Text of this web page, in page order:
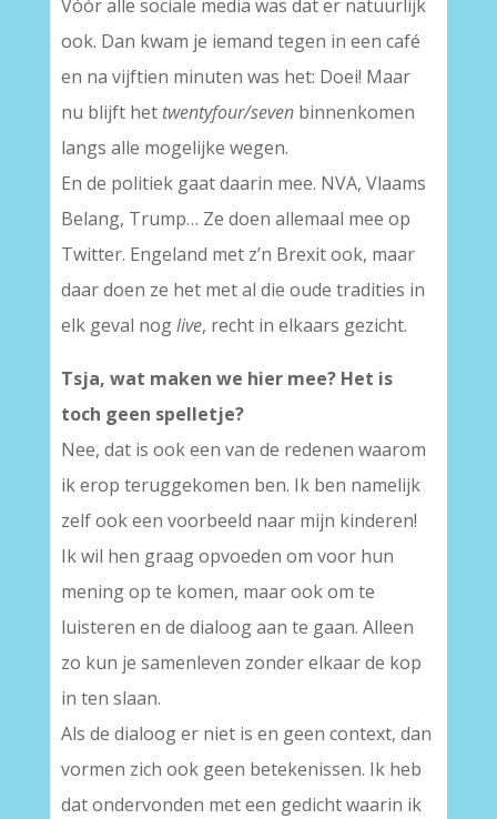
Vóór alle sociale media was dat er natuurlijk
ook. Dan kwam je iemand tegen in een café
en na vijftien minuten was het: Doei! Maar
nu blijft het twentyfour/sevenbinnenkomen
langs alle mogelijke wegen.
En de politiek gaat daarin mee. NVA, Vlaams
Belang, Trump… Ze doen allemaal mee op
Twitter. Engeland met z’n Brexit ook, maar
daar doen ze het met al die oude tradities in
elk geval noglive, recht in elkaars gezicht.
Tsja, wat maken we hier mee? Het is
toch geen spelletje?
Nee, dat is ook een van de redenen waarom
ik erop teruggekomen ben. Ik ben namelijk
zelf ook een voorbeeld naar mijn kinderen!
Ik wil hen graag opvoeden om voor hun
mening op te komen, maar ook om te
luisteren en de dialoog aan te gaan. Alleen
zo kun je samenleven zonder elkaar de kop
in ten slaan.
Als de dialoog er niet is en geen context, dan
vormen zich ook geen betekenissen. Ik heb
dat ondervonden met een gedicht waarin ik